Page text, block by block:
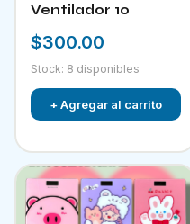
Ventilador 10
$300.00
Stock: 8 disponibles
+ Agregar al carrito